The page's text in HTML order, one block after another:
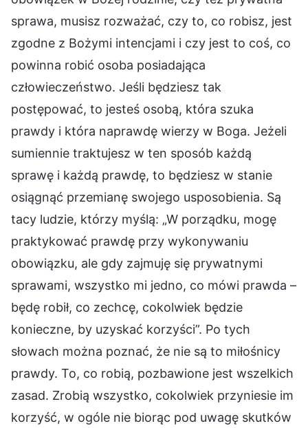
sprawa, musisz rozważać, czy to, co robisz, jest
zgodne z Bożymi intencjami i czy jest to coś, co
powinna robić osoba posiadająca
człowieczeństwo. Jeśli będziesz tak
postępować, to jesteś osobą, która szuka
prawdy i która naprawdę wierzy w Boga. Jeżeli
sumiennie traktujesz w ten sposób każdą
sprawę i każdą prawdę, to będziesz w stanie
osiągnąć przemianę swojego usposobienia. Są
tacy ludzie, którzy myślą: „W porządku, mogę
praktykować prawdę przy wykonywaniu
obowiązku, ale gdy zajmuję się prywatnymi
sprawami, wszystko mi jedno, co mówi prawda –
będę robił, co zechcę, cokolwiek będzie
konieczne, by uzyskać korzyści”. Po tych
słowach można poznać, że nie są to miłośnicy
prawdy. To, co robią, pozbawione jest wszelkich
zasad. Zrobią wszystko, cokolwiek przyniesie im
korzyść, w ogóle nie biorąc pod uwagę skutków